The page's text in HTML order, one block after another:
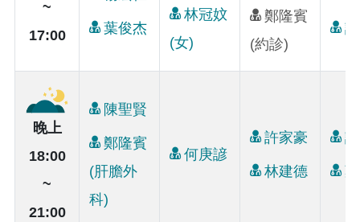
~
17:00
葉俊杰
林冠妏
(女)
鄭隆賓
(約診)
晚上
18:00
~
21:00
陳聖賢
鄭隆賓
(肝膽外
科)
何庚諺
許家豪
林建德